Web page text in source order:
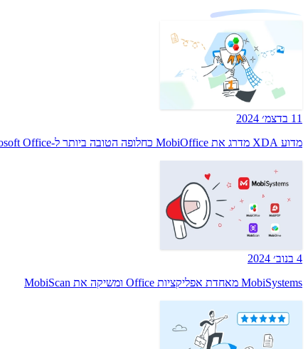
11 בדצמ׳ 2024
מדוע XDA מדרג את MobiOffice כחלופה הטובה ביותר ל-Microsoft Office
4 בנוב׳ 2024
MobiSystems מאחדת אפליקציות Office ומשיקה את MobiScan